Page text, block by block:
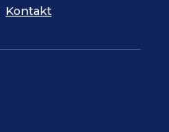
Kontakt